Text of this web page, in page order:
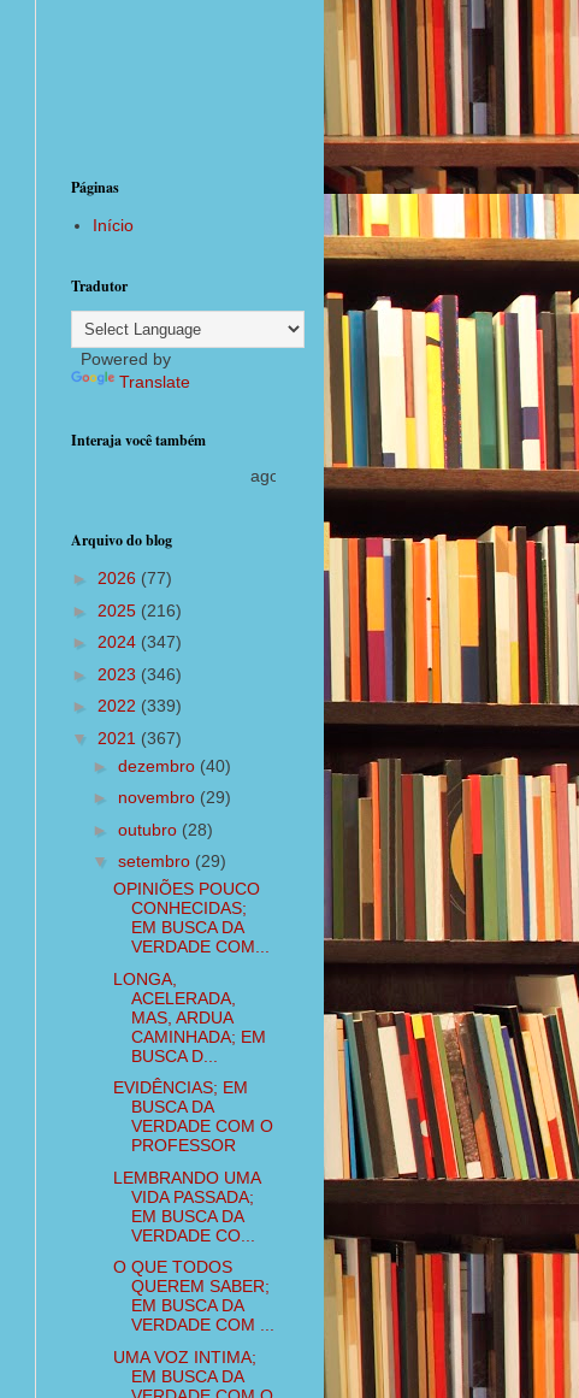
Páginas
Início
Tradutor
Powered by
Translate
Interaja você também
agora com postagens diárias
Arquivo do blog
► 2026 (77)
► 2025 (216)
► 2024 (347)
► 2023 (346)
► 2022 (339)
▼ 2021 (367)
► dezembro (40)
► novembro (29)
► outubro (28)
▼ setembro (29)
OPINIÕES POUCO
CONHECIDAS;
EM BUSCA DA
VERDADE COM...
LONGA,
ACELERADA,
MAS, ARDUA
CAMINHADA; EM
BUSCA D...
EVIDÊNCIAS; EM
BUSCA DA
VERDADE COM O
PROFESSOR
LEMBRANDO UMA
VIDA PASSADA;
EM BUSCA DA
VERDADE CO...
O QUE TODOS
QUEREM SABER;
EM BUSCA DA
VERDADE COM ...
UMA VOZ INTIMA;
EM BUSCA DA